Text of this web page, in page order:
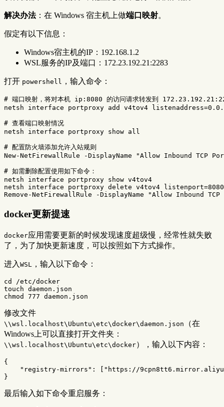
解决办法：在 Windows 宿主机上做端口映射。
假定有以下信息：
Windows宿主机的IP：192.168.1.2
WSL服务的IP及端口：172.23.192.21:2283
打开 powershell ，输入命令：
# 端口映射，将对本机 ip:8080 的访问请求转发到
netsh
interface portproxy add v4tov4 listenaddress=0.0 .
# 查看端口映射情况
netsh
interface portproxy show all
# 配置防火墙添加允许入站规则
New-NetFirewallRule
-DisplayName "Allow Inbound TCP
# 如需删除配置使用如下命令：
netsh
interface portproxy show v4tov4
netsh
interface portproxy delete v4tov4 listenport=8080
Remove-NetFirewallRule
-DisplayName "Allow Inbound
docker更新提速
docker应用需要更新的时候发现速度超级慢，经常性就失败
了，为了加快更新速度，可以按照如下方式操作。
进入 WSL ，输入以下命令：
cd
touch
chmod
修改文件
\\wsl.localhost\Ubuntu\etc\docker\daemon.json
（在
Windows上可以直接打开文件夹：
\\wsl.localhost\Ubuntu\etc\docker），输入以下内容：
{
"registry-mirrors" : [ "https://
}
最后输入如下命令重启服务：